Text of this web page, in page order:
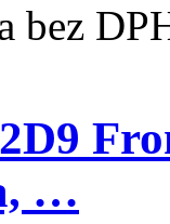
bez
…